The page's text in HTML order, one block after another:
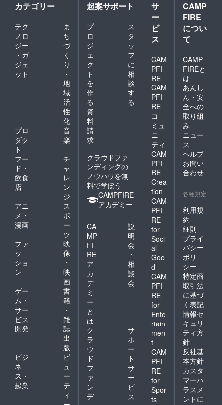
カテゴリー
テク
ノロ
ジー
・ガ
ジェ
ット
ま
ち
づ
く
り
・
地
域
活
性
化
プロ
ダク
ト
音
楽
フー
ド・
飲食
店
チ
ャ
レ
ン
ジ
アニ
メ・
漫画
ス
ポ
ー
ツ
ファ
ッ
ショ
ン
映
像
・
映
画
ゲー
ム・
サー
ビス
開発
書
籍
・
雑
誌
出
版
ビジ
ネ
ス・
起業
ビ
ュ
ー
テ
ィ
起案サポート
プ
ロ
ジ
ェ
ク
ト
を
作
る
ス
タ
ッ
フ
に
相
談
す
る
資
料
請
求
クラウドファ
ンディングの
ノウハウを無
料で学ぼう
CAMPFIRE
アカデミー
CA
MP
FI
RE
ア
カ
デ
ミ
ー
と
は
説
明
会
・
相
談
会
ク
ラ
ウ
ド
フ
ァ
ン
デ
サ
ポ
ー
ト
サ
ー
ビ
ス
サ
ー
ビ
ス
CAM
PFI
RE
CAM
PFI
RE
コ
ミュ
ニ
ティ
CAM
PFI
RE
Crea
tion
CAM
PFI
RE
for
Soci
al
Goo
d
CAM
PFI
RE
for
Ente
rtain
men
t
CAM
PFI
RE
for
Spor
ts
CAMP
FIRE
につい
て
CAMP
FIREと
は
あんし
ん・安
全への
取り組
み
ニュー
ス
ヘルプ
お問い
合わせ
各種規定
利用規
約
細則
プライ
バシー
ポリ
シー
特定商
取引法
に基づ
く表記
情報セ
キュリ
ティ方
針
反社基
本方針
カスタ
マーハ
ラスメ
ントに